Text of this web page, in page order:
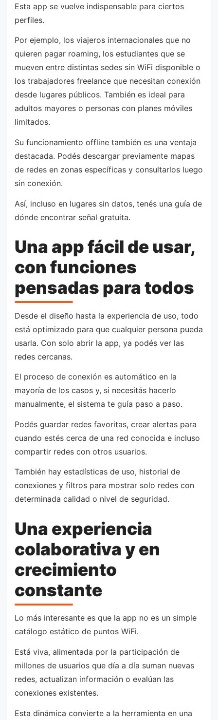
Esta app se vuelve indispensable para ciertos
perfiles.
Por ejemplo, los viajeros internacionales que no
quieren pagar roaming, los estudiantes que se
mueven entre distintas sedes sin WiFi disponible o
los trabajadores freelance que necesitan conexión
desde lugares públicos. También es ideal para
adultos mayores o personas con planes móviles
limitados.
Su funcionamiento offline también es una ventaja
destacada. Podés descargar previamente mapas
de redes en zonas específicas y consultarlos luego
sin conexión.
Así, incluso en lugares sin datos, tenés una guía de
dónde encontrar señal gratuita.
Una app fácil de usar,
con funciones
pensadas para todos
Desde el diseño hasta la experiencia de uso, todo
está optimizado para que cualquier persona pueda
usarla. Con solo abrir la app, ya podés ver las
redes cercanas.
El proceso de conexión es automático en la
mayoría de los casos y, si necesitás hacerlo
manualmente, el sistema te guía paso a paso.
Podés guardar redes favoritas, crear alertas para
cuando estés cerca de una red conocida e incluso
compartir redes con otros usuarios.
También hay estadísticas de uso, historial de
conexiones y filtros para mostrar solo redes con
determinada calidad o nivel de seguridad.
Una experiencia
colaborativa y en
crecimiento
constante
Lo más interesante es que la app no es un simple
catálogo estático de puntos WiFi.
Está viva, alimentada por la participación de
millones de usuarios que día a día suman nuevas
redes, actualizan información o evalúan las
conexiones existentes.
Esta dinámica convierte a la herramienta en una